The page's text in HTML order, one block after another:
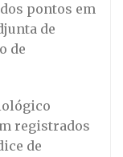
pontos em
de
de
registrados
de